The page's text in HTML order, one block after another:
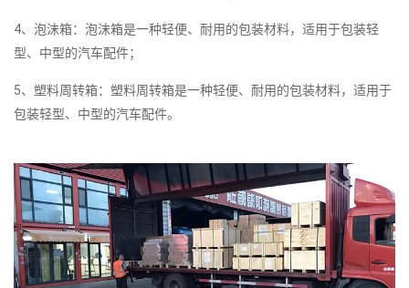
4、泡沫箱：泡沫箱是一种轻便、耐用的包装材料，适用于包装轻
型、中型的汽车配件；
5、塑料周转箱：塑料周转箱是一种轻便、耐用的包装材料，适用于
包装轻型、中型的汽车配件。